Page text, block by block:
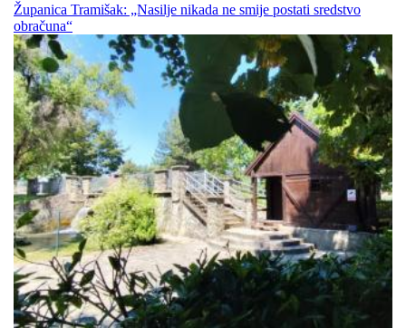
Županica Tramišak: „Nasilje nikada ne smije postati sredstvo
obračuna“